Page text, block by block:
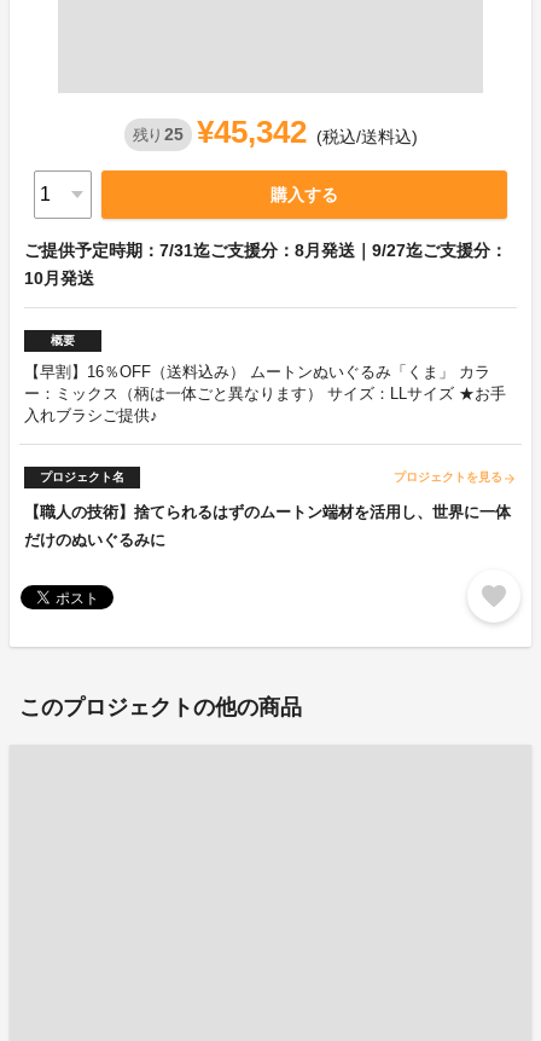
残り 25 ¥45,342 (税込/送料込)
購入する
ご提供予定時期：7/31迄ご支援分：8月発送｜9/27迄ご支援分：
10月発送
概要
【早割】16％OFF（送料込み） ムートンぬいぐるみ「くま」 カラ
ー：ミックス（柄は一体ごと異なります） サイズ：LLサイズ ★お手
入れブラシご提供♪
プロジェクト名 プロジェクトを見る arrow_forward
【職人の技術】捨てられるはずのムートン端材を活用し、世界に一体
だけのぬいぐるみに
favorite
このプロジェクトの他の商品